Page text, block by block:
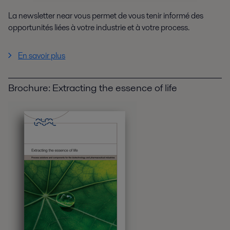
La newsletter near vous permet de vous tenir informé des
opportunités liées à votre industrie et à votre process.
En savoir plus
Brochure: Extracting the essence of life